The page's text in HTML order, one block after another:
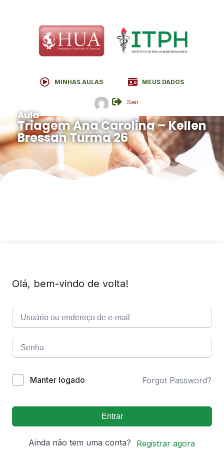
MINHAS AULAS MEUS DADOS
Sair
Aula
Triagem Ana Carolina – Kellen
Bressan Turma 26
Olá, bem-vindo de volta!
Manter logado Forgot Password?
Entrar
Ainda não tem uma conta? Registrar agora